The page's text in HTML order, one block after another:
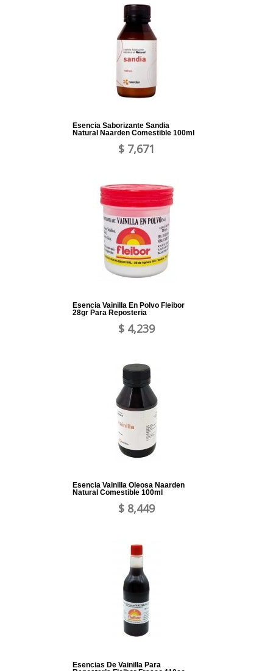
Esencia Saborizante Sandia
Natural Naarden Comestible 100ml
$ 7,671
Esencia Vainilla En Polvo Fleibor
28gr Para Reposteria
$ 4,239
Esencia Vainilla Oleosa Naarden
Natural Comestible 100ml
$ 8,449
Esencias De Vainilla Para